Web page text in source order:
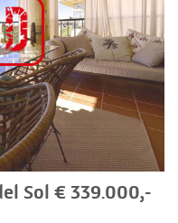
Sol € 339.000,-